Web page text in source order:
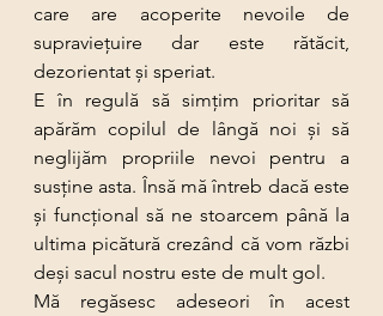
care are acoperite nevoile de
supraviețuire dar este rătăcit,
dezorientat şi speriat.
E în regulă să simţim prioritar să
apărăm copilul de lângă noi şi să
neglijăm propriile nevoi pentru a
susţine asta. Însă mă întreb dacă este
şi funcţional să ne stoarcem până la
ultima picătură crezând că vom răzbi
deși sacul nostru este de mult gol.
Mă regăsesc adeseori în acest